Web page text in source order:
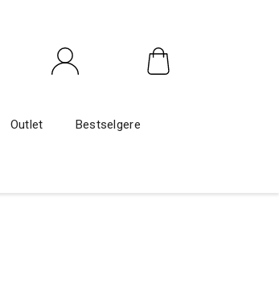
Outlet Bestselgere